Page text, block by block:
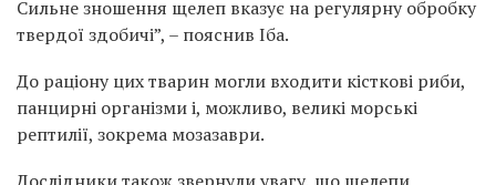
Сильне зношення щелеп вказує на регулярну обробку
твердої здобичі”, – пояснив Іба.
До раціону цих тварин могли входити кісткові риби,
панцирні організми і, можливо, великі морські
рептилії, зокрема мозазаври.